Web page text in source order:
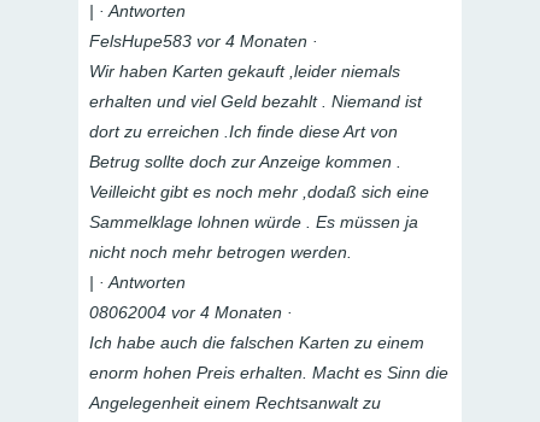
| · Antworten
FelsHupe583 vor 4 Monaten ·
Wir haben Karten gekauft ,leider niemals
erhalten und viel Geld bezahlt . Niemand ist
dort zu erreichen .Ich finde diese Art von
Betrug sollte doch zur Anzeige kommen .
Veilleicht gibt es noch mehr ,dodaß sich eine
Sammelklage lohnen würde . Es müssen ja
nicht noch mehr betrogen werden.
| · Antworten
08062004 vor 4 Monaten ·
Ich habe auch die falschen Karten zu einem
enorm hohen Preis erhalten. Macht es Sinn die
Angelegenheit einem Rechtsanwalt zu